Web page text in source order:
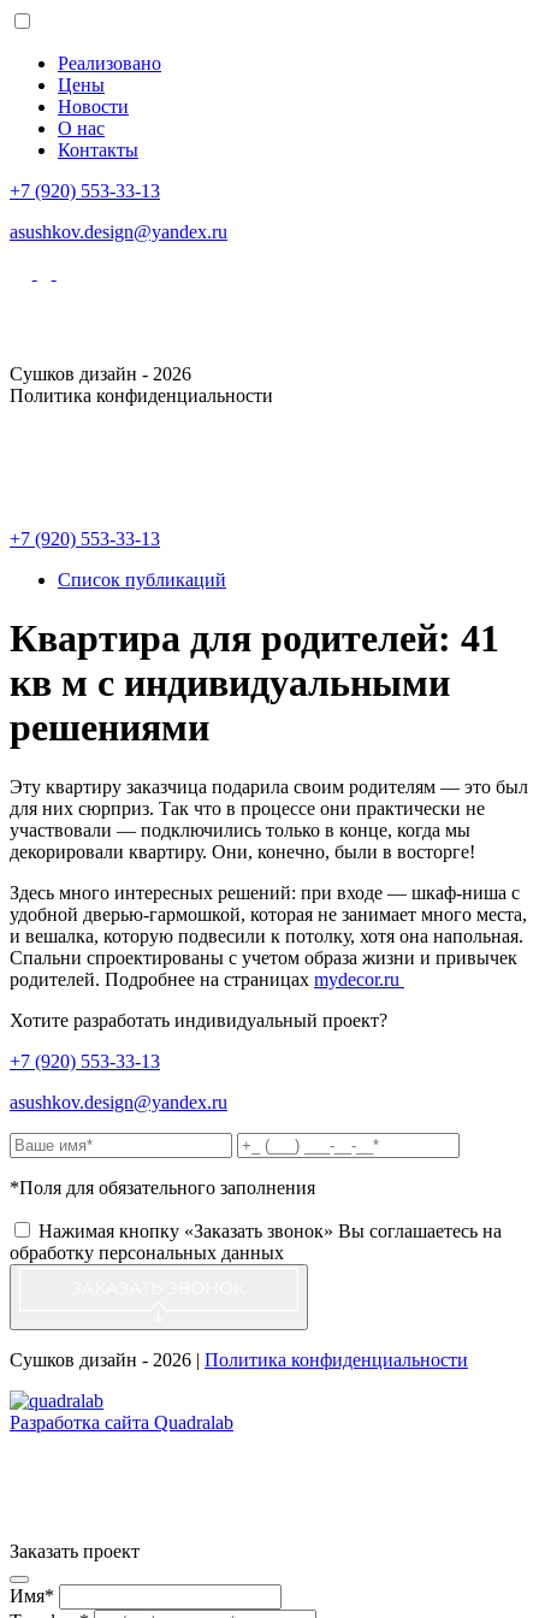
Реализовано
Цены
Новости
О нас
Контакты
+7 (920) 553-33-13
asushkov.design@yandex.ru
Сушков дизайн - 2026
Политика конфиденциальности
+7 (920) 553-33-13
Список публикаций
Квартира для родителей: 41
кв м с индивидуальными
решениями
Эту квартиру заказчица подарила своим родителям — это был
для них сюрприз. Так что в процессе они практически не
участвовали — подключились только в конце, когда мы
декорировали квартиру. Они, конечно, были в восторге!
Здесь много интересных решений: при входе — шкаф-ниша с
удобной дверью-гармошкой, которая не занимает много места,
и вешалка, которую подвесили к потолку, хотя она напольная.
Спальни спроектированы с учетом образа жизни и привычек
родителей. Подробнее на страницах mydecor.ru
Хотите разработать индивидуальный проект?
+7 (920) 553-33-13
asushkov.design@yandex.ru
*Поля для обязательного заполнения
Нажимая кнопку «Заказать звонок» Вы соглашаетесь на
обработку персональных данных
Сушков дизайн - 2026 | Политика конфиденциальности
Разработка сайта Quadralab
Заказать проект
Имя*